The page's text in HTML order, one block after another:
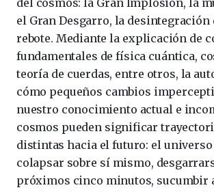
del cosmos: la Gran Implosión, la
el Gran Desgarro, la desintegración
rebote. Mediante la explicación de
fundamentales de física cuántica,
teoría de cuerdas, entre otros, la
cómo pequeños cambios
nuestro conocimiento actual e
cosmos pueden significar
distintas hacia el futuro: el
colapsar sobre sí mismo,
próximos cinco minutos, sucumbir